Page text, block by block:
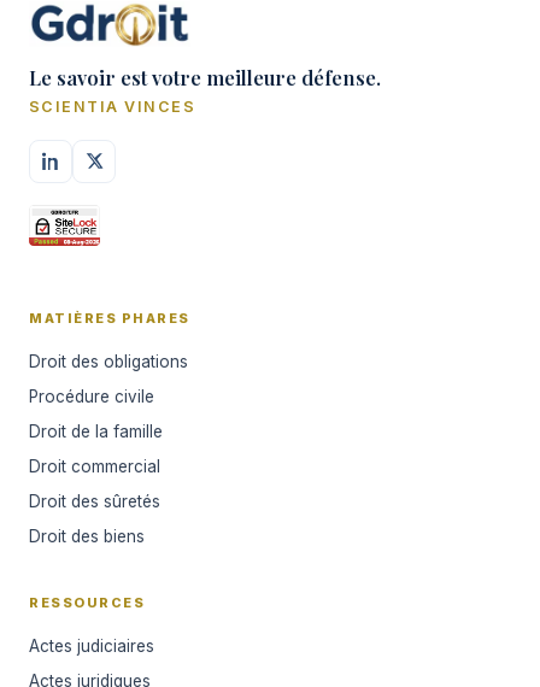
Le savoir est votre meilleure défense.
SCIENTIA VINCES
MATIÈRES PHARES
Droit des obligations
Procédure civile
Droit de la famille
Droit commercial
Droit des sûretés
Droit des biens
RESSOURCES
Actes judiciaires
Actes juridiques